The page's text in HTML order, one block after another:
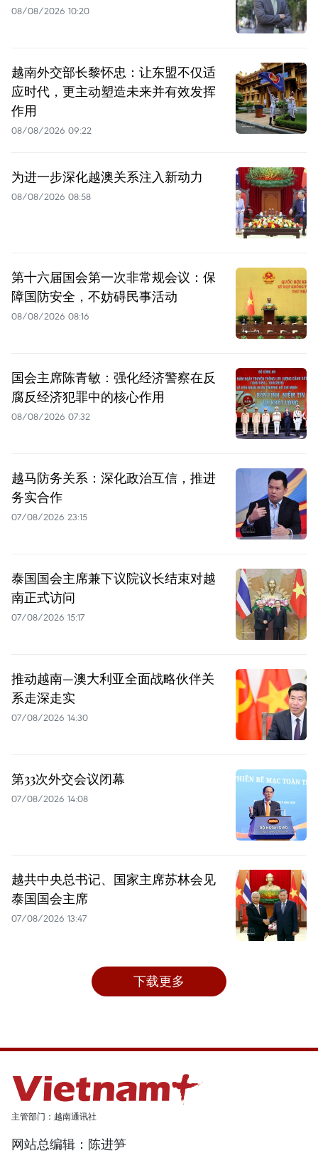
08/08/2026 10:20
越南外交部长黎怀忠：让东盟不仅适
应时代，更主动塑造未来并有效发挥
作用
08/08/2026 09:22
为进一步深化越澳关系注入新动力
08/08/2026 08:58
第十六届国会第一次非常规会议：保
障国防安全，不妨碍民事活动
08/08/2026 08:16
国会主席陈青敏：强化经济警察在反
腐反经济犯罪中的核心作用
08/08/2026 07:32
越马防务关系：深化政治互信，推进
务实合作
07/08/2026 23:15
泰国国会主席兼下议院议长结束对越
南正式访问
07/08/2026 15:17
推动越南—澳大利亚全面战略伙伴关
系走深走实
07/08/2026 14:30
第33次外交会议闭幕
07/08/2026 14:08
越共中央总书记、国家主席苏林会见
泰国国会主席
07/08/2026 13:47
下载更多
主管部门：越南通讯社
网站总编辑：陈进笋